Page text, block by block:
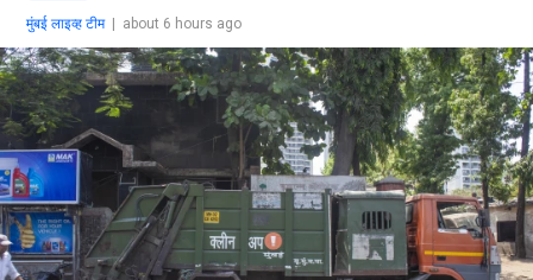
मुंबई लाइव्ह टीम| about 6 hours ago